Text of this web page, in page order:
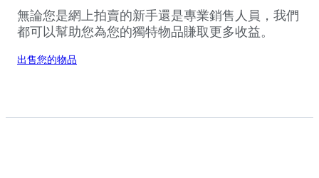
無論您是網上拍賣的新手還是專業銷售人員，我們
都可以幫助您為您的獨特物品賺取更多收益。
出售您的物品